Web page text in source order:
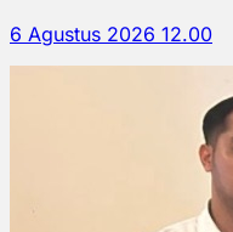
6 Agustus 2026 12.00